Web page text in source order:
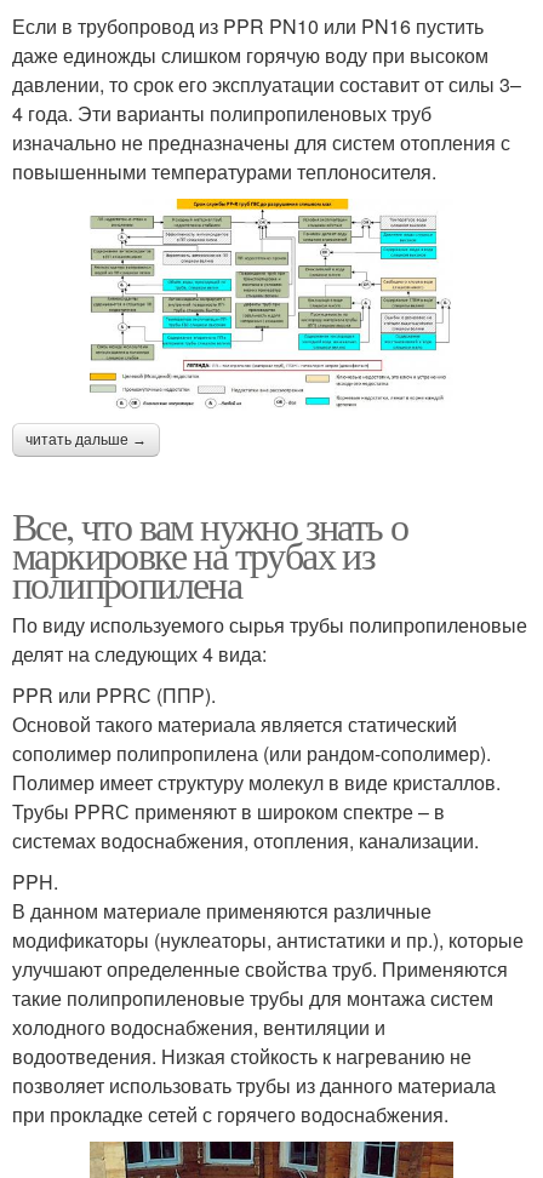
Если в трубопровод из PPR PN10 или PN16 пустить
даже единожды слишком горячую воду при высоком
давлении, то срок его эксплуатации составит от силы 3–
4 года. Эти варианты полипропиленовых труб
изначально не предназначены для систем отопления с
повышенными температурами теплоносителя.
читать дальше →
Все, что вам нужно знать о
маркировке на трубах из
полипропилена
По виду используемого сырья трубы полипропиленовые
делят на следующих 4 вида:
PPR или PPRС (ППР).
Основой такого материала является статический
сополимер полипропилена (или рандом-сополимер).
Полимер имеет структуру молекул в виде кристаллов.
Трубы PPRС применяют в широком спектре – в
системах водоснабжения, отопления, канализации.
PPH.
В данном материале применяются различные
модификаторы (нуклеаторы, антистатики и пр.), которые
улучшают определенные свойства труб. Применяются
такие полипропиленовые трубы для монтажа систем
холодного водоснабжения, вентиляции и
водоотведения. Низкая стойкость к нагреванию не
позволяет использовать трубы из данного материала
при прокладке сетей с горячего водоснабжения.